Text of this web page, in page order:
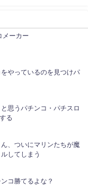
メーカー
やっているのを見つけパ
思うパチンコ・パチスロ
る
、ついにマリンたちが魔
してしまう
コ勝てるよな？